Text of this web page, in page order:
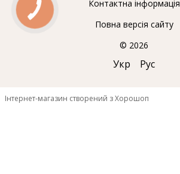
Контактна інформація
Повна версія сайту
© 2026
Укр Рус
Інтернет-магазин створений з Хорошоп